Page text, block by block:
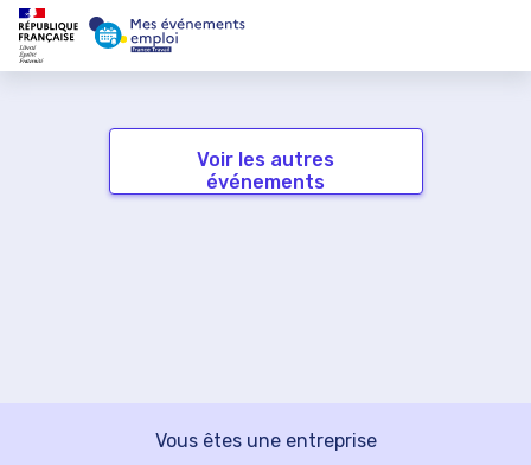
Voir les autres
événements
Vous êtes une entreprise